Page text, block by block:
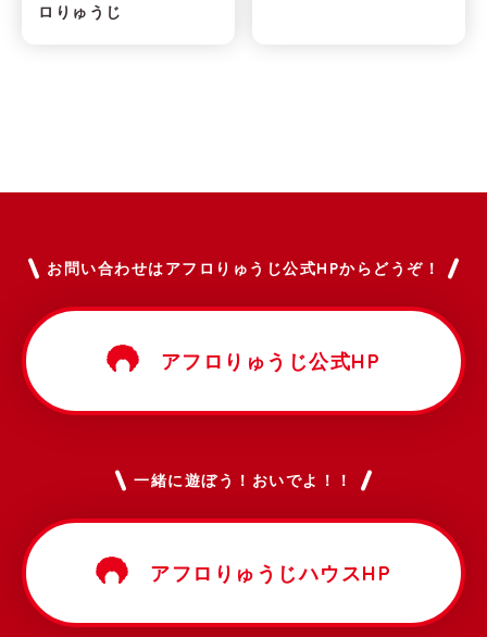
ロりゅうじ
お問い合わせはアフロりゅうじ公式HPからどうぞ！
アフロりゅうじ公式HP
一緒に遊ぼう！おいでよ！！
アフロりゅうじハウスHP